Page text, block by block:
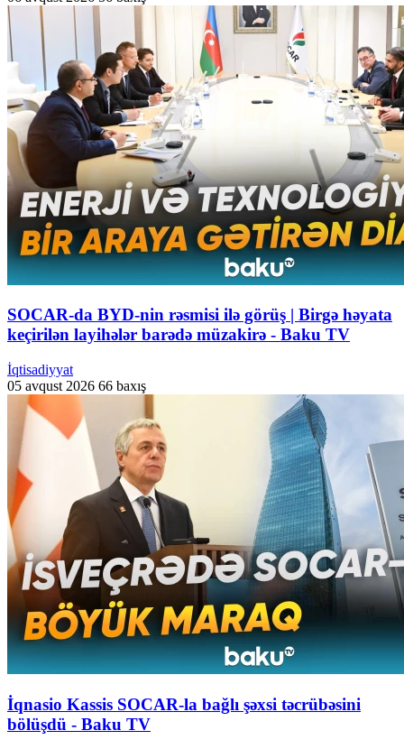
SOCAR-da BYD-nin rəsmisi ilə görüş | Birgə həyata
keçirilən layihələr barədə müzakirə - Baku TV
İqtisadiyyat
05 avqust 2026 66 baxış
İqnasio Kassis SOCAR-la bağlı şəxsi təcrübəsini
bölüşdü - Baku TV